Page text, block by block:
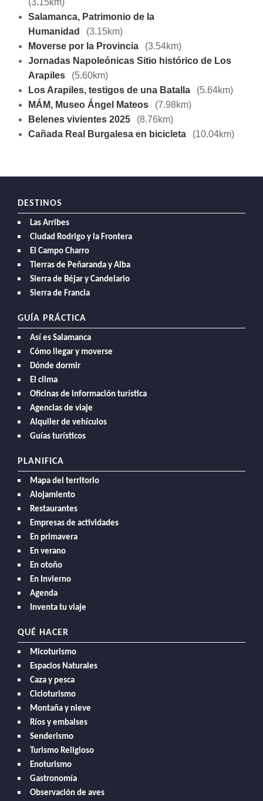
(3.15km)
Salamanca, Patrimonio de la
Humanidad
(3.15km)
Moverse por la Provincia
(3.54km)
Jornadas Napoleónicas Sitio histórico de Los
Arapiles
(5.60km)
Los Arapiles, testigos de una Batalla
(5.64km)
MÁM, Museo Ángel Mateos
(7.98km)
Belenes vivientes 2025
(8.76km)
Cañada Real Burgalesa en bicicleta
(10.04km)
DESTINOS
Las Arribes
Ciudad Rodrigo y la Frontera
El Campo Charro
Tierras de Peñaranda y Alba
Sierra de Béjar y Candelario
Sierra de Francia
GUÍA PRÁCTICA
Así es Salamanca
Cómo llegar y moverse
Dónde dormir
El clima
Oficinas de información turística
Agencias de viaje
Alquiler de vehículos
Guías turísticos
PLANIFICA
Mapa del territorio
Alojamiento
Restaurantes
Empresas de actividades
En primavera
En verano
En otoño
En Invierno
Agenda
Inventa tu viaje
QUÉ HACER
Micoturismo
Espacios Naturales
Caza y pesca
Cicloturismo
Montaña y nieve
Ríos y embalses
Senderismo
Turismo Religioso
Enoturismo
Gastronomía
Observación de aves